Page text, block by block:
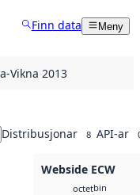
Finn data Meny
Vikna 2013
Distribusjonar 8 API-ar
Webside ECW
octetbin